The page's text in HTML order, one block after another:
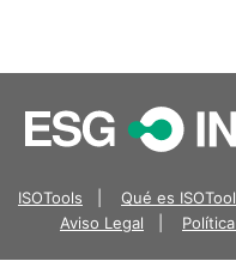
ISOTools Qué es
Aviso Legal